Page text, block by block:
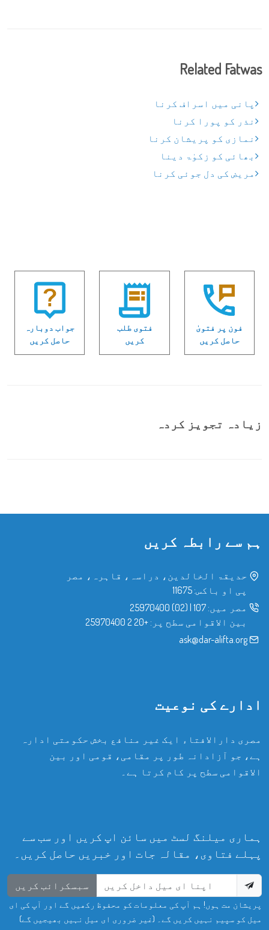
Related Fatwas
پانی میں اسراف کرنا
نذر کو پورا کرنا
نمازی کو پریشان کرنا
بھائی کو زکوٰۃ دینا
مریض کی دل جوئی کرنا
فون پر فتویٰ
حاصل کریں
فتوی طلب
کریں
جواب دوبارہ
حاصل کریں
زیادہ تجویز کردہ
ہم سے رابطہ کریں
حدیقۃ الخالدین، دراسہ، قاہرہ، مصر
پی او باکس: 11675
مصر میں: 107
|
(02) 25970400
بین الاقوامی سطح پر: +20 2 25970400
ask@dar-alifta.org
ادارے کی نوعیت
مصری دارالافتاء ایک غیر منافع بخش حکومتی ادارہ
ہے، جو آزادانہ طور پر مقامی، قومی اور بین
الاقوامی سطح پر کام کرتا ہے۔
ہماری میلنگ لسٹ میں سائن اپ کریں اور سب سے
پہلے فتاوی، مقالہ جات اور خبریں حاصل کریں۔
سبسکرائب کریں
پریشان مت ہوں! ہم آپ کی معلومات کو محفوظ رکھیں گے اور آپ کی ای
میل کو سپیم نہیں کریں گے۔ (غیر ضروری ای میل نہیں بھیجیں گے)